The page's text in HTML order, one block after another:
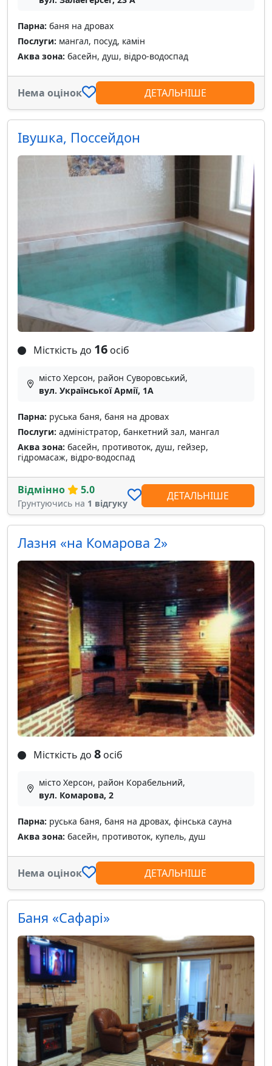
Парна: баня на дровах
Послуги: мангал, посуд, камін
Аква зона: басейн, душ, відро-водоспад
Нема оцінок ДЕТАЛЬНІШЕ
Івушка, Поссейдон
Місткість до 16 осіб
місто Херсон, район Суворовський,
вул. Української Армії, 1A
Парна: руська баня, баня на дровах
Послуги: адміністратор, банкетний зал, мангал
Аква зона: басейн, противоток, душ, гейзер,
гідромасаж, відро-водоспад
Відмінно 5.0
Грунтуючись на 1 відгуку
ДЕТАЛЬНІШЕ
Лазня «на Комарова 2»
Місткість до 8 осіб
місто Херсон, район Корабельний,
вул. Комарова, 2
Парна: руська баня, баня на дровах, фінська сауна
Аква зона: басейн, противоток, купель, душ
Нема оцінок ДЕТАЛЬНІШЕ
Баня «Сафарі»